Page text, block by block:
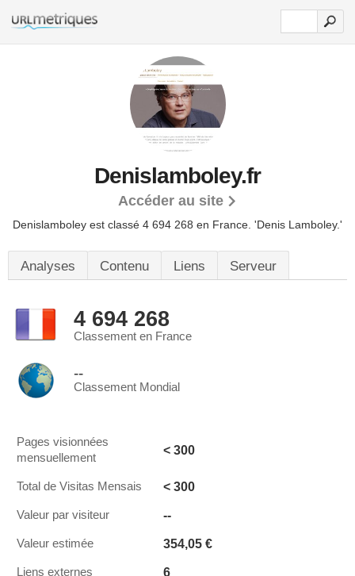
Denislamboley.fr
Accéder au site
Denislamboley est classé 4 694 268 en France. 'Denis Lamboley.'
Analyses Contenu Liens Serveur
4 694 268
Classement en France
--
Classement Mondial
Pages visionnées
mensuellement
< 300
Total de Visitas Mensais < 300
Valeur par visiteur --
Valeur estimée 354,05 €
Liens externes 6